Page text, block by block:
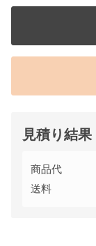
見積り結果
商品代
送料